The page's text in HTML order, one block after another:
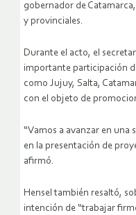
gobernador de
y provinciales.
Durante el acto, el
importante participación
como Jujuy, Salta,
con el objeto de
“Vamos a avanzar en una
en la presentación de
afirmó.
Hensel también resaltó,
intención de “trabajar